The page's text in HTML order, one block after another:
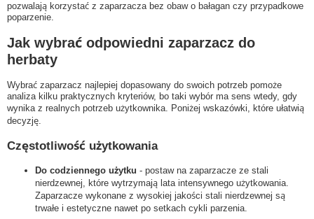
pozwalają korzystać z zaparzacza bez obaw o bałagan czy przypadkowe
poparzenie.
Jak wybrać odpowiedni zaparzacz do
herbaty
Wybrać zaparzacz najlepiej dopasowany do swoich potrzeb pomoże
analiza kilku praktycznych kryteriów, bo taki wybór ma sens wtedy, gdy
wynika z realnych potrzeb użytkownika. Poniżej wskazówki, które ułatwią
decyzję.
Częstotliwość użytkowania
Do codziennego użytku - postaw na zaparzacze ze stali
nierdzewnej, które wytrzymają lata intensywnego użytkowania.
Zaparzacze wykonane z wysokiej jakości stali nierdzewnej są
trwałe i estetyczne nawet po setkach cykli parzenia.